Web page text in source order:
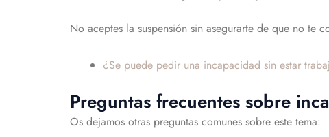
No aceptes la suspensión sin asegurarte de que no te
¿Se puede pedir una incapacidad sin estar
Preguntas frecuentes sobre
Os dejamos otras preguntas comunes sobre este tema: